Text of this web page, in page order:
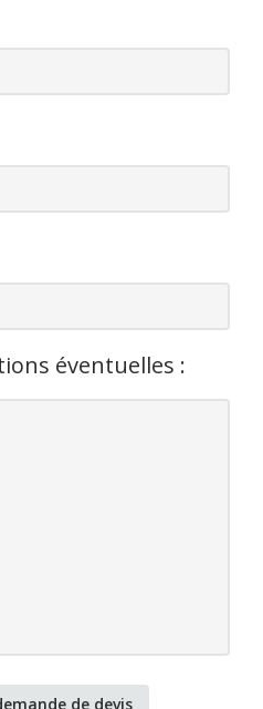
éventuelles :